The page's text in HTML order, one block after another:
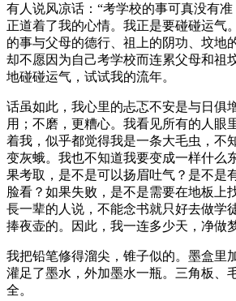
有人说风凉话：“考学校的事可真没有
正道着了我的心情。我正是要碰碰运气
的事与父母的德行、祖上的阴功、坟地
却不愿因为自己考学校而连累父母和祖
地碰碰运气，试试我的流年。
话虽如此，我心里的忐忑不安是与日俱
用；不磨，更糟心。我看见所有的人眼
着我，似乎都觉得我是一条大毛虫，不
变灰蛾。我也不知道我要变成一样什么
果考取，是不是可以扬眉吐气？是不是
脸看？如果失败，是不是需要在地板上
長一辈的人说，不能念书就只好去做学
捧夜壶的。因此，我一连多少天，净做
我把铅笔修得溜尖，锥子似的。墨盒里
灌足了墨水，外加墨水一瓶。三角板
全。